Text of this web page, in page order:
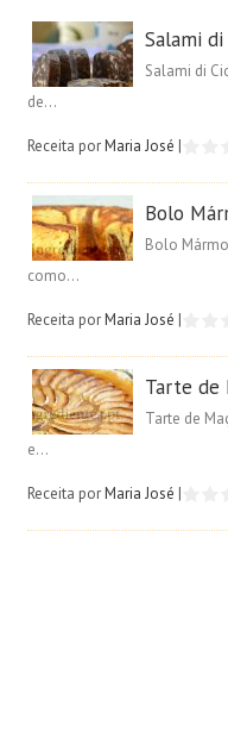
Salami
Salami di
de...
Receita porMaria José |
Bolo
Bolo
como...
Receita porMaria José |
Tarte de
Tarte de
e...
Receita porMaria José |